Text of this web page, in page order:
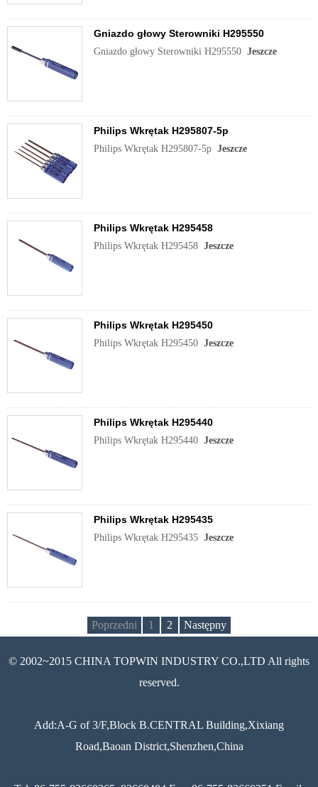
Gniazdo głowy Sterowniki H295550
Gniazdo głowy Sterowniki H295550 Jeszcze
Philips Wkrętak H295807-5p
Philips Wkrętak H295807-5p Jeszcze
Philips Wkrętak H295458
Philips Wkrętak H295458 Jeszcze
Philips Wkrętak H295450
Philips Wkrętak H295450 Jeszcze
Philips Wkrętak H295440
Philips Wkrętak H295440 Jeszcze
Philips Wkrętak H295435
Philips Wkrętak H295435 Jeszcze
Poprzedni 1 2 Następny
© 2002~2015 CHINA TOPWIN INDUSTRY CO.,LTD All rights
reserved.
Add:A-G of 3/F,Block B.CENTRAL Building,Xixiang
Road,Baoan District,Shenzhen,China